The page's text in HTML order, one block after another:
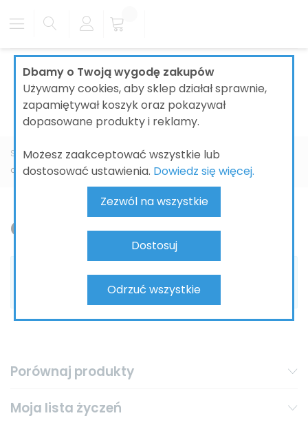
Dbamy o Twoją wygodę zakupów
Używamy cookies, aby sklep działał sprawnie,
zapamiętywał koszyk oraz pokazywał
dopasowane produkty i reklamy.
Możesz zaakceptować wszystkie lub
dostosować ustawienia. Dowiedz się więcej.
Zezwól na wszystkie
Dostosuj
Odrzuć wszystkie
Strona główna ŁAZIENKI BRODZIKI ŁAZIENKOWE
osprzęt do brodzika
osprzęt do brodzika
Nie możemy odnaleźć pasujących produktów do
Porównaj produkty
Moja lista życzeń